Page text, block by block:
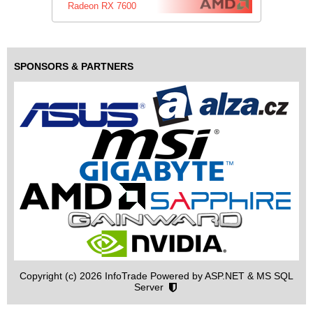
Radeon RX 7600
SPONSORS & PARTNERS
Copyright (c) 2026 InfoTrade Powered by ASP.NET & MS SQL
Server